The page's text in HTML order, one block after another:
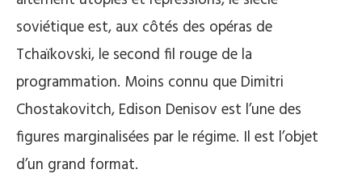
soviétique est, aux côtés des opéras de
Tchaïkovski, le second fil rouge de la
programmation. Moins connu que Dimitri
Chostakovitch, Edison Denisov est l’une des
figures marginalisées par le régime. Il est l’objet
d’un grand format.